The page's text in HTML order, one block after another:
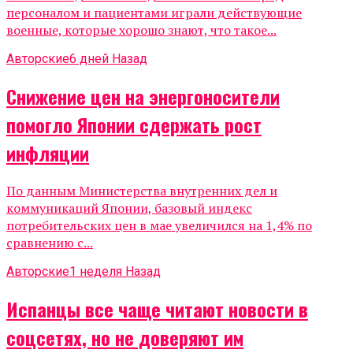
персоналом и пациентами играли действующие
военные, которые хорошо знают, что такое...
Авторские6 дней Назад
Снижение цен на энергоносители
помогло Японии сдержать рост
инфляции
По данным Министерства внутренних дел и
коммуникаций Японии, базовый индекс
потребительских цен в мае увеличился на 1,4% по
сравнению с...
Авторские1 неделя Назад
Испанцы все чаще читают новости в
соцсетях, но не доверяют им